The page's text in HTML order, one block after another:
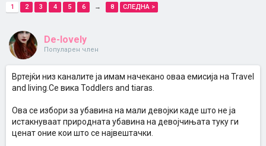
1 2 3 4 5 6 → 8 СЛЕДНА >
De-lovely
Популарен член
Вртејќи низ каналите ја имам начекано оваа емисија на Travel
and living.Се вика Toddlers and tiaras.
Ова се избори за убавина на мали девојки каде што не ја
истакнуваат природната убавина на девојчињата туку ги
ценат оние кои што се највештачки.